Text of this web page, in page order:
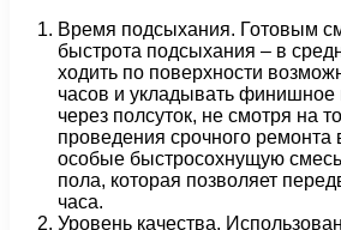
Время подсыхания. Готовым
быстрота подсыхания – в
ходить по поверхности
часов и укладывать финишное
через полсуток, не смотря на
проведения срочного ремонта
особые быстросохнущую
пола, которая позволяет
часа.
Уровень качества.